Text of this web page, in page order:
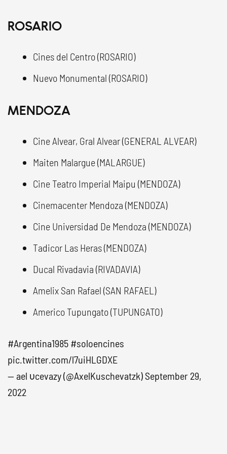
ROSARIO
Cines del Centro (ROSARIO)
Nuevo Monumental (ROSARIO)
MENDOZA
Cine Alvear, Gral Alvear (GENERAL ALVEAR)
Maiten Malargue (MALARGUE)
Cine Teatro Imperial Maipu (MENDOZA)
Cinemacenter Mendoza (MENDOZA)
Cine Universidad De Mendoza (MENDOZA)
Tadicor Las Heras (MENDOZA)
Ducal Rivadavia (RIVADAVIA)
Amelix San Rafael (SAN RAFAEL)
Americo Tupungato (TUPUNGATO)
#Argentina1985 #soloencines
pic.twitter.com/l7uiHLGDXE
— ael υcevazy (@AxelKuschevatzk) September 29,
2022